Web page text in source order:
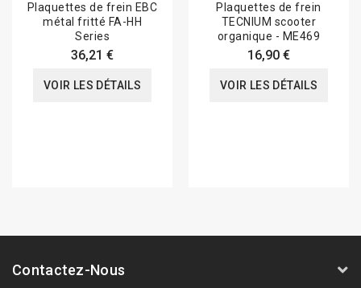
Plaquettes de frein EBC
métal fritté FA-HH
Series
36,21 €
VOIR LES DÉTAILS
Plaquettes de frein
TECNIUM scooter
organique - ME469
16,90 €
VOIR LES DÉTAILS
Contactez-Nous